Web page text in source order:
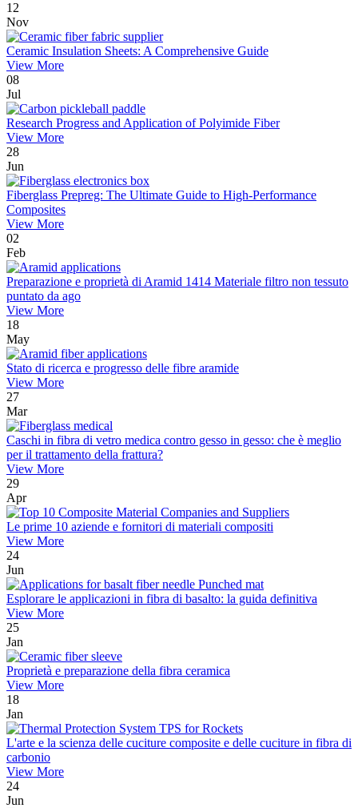
12
Nov
Ceramic Insulation Sheets: A Comprehensive Guide
View More
08
Jul
Research Progress and Application of Polyimide Fiber
View More
28
Jun
Fiberglass Prepreg: The Ultimate Guide to High-Performance
Composites
View More
02
Feb
Preparazione e proprietà di Aramid 1414 Materiale filtro non tessuto
puntato da ago
View More
18
May
Stato di ricerca e progresso delle fibre aramide
View More
27
Mar
Caschi in fibra di vetro medica contro gesso in gesso: che è meglio
per il trattamento della frattura?
View More
29
Apr
Le prime 10 aziende e fornitori di materiali compositi
View More
24
Jun
Esplorare le applicazioni in fibra di basalto: la guida definitiva
View More
25
Jan
Proprietà e preparazione della fibra ceramica
View More
18
Jan
L'arte e la scienza delle cuciture composite e delle cuciture in fibra di
carbonio
View More
24
Jun